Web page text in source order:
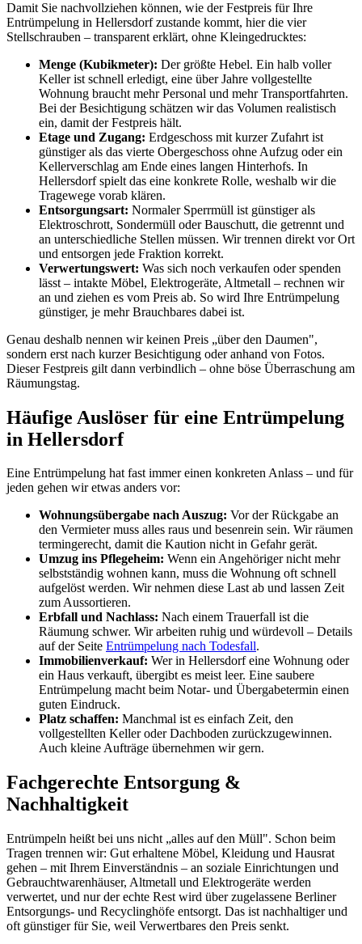
Damit Sie nachvollziehen können, wie der Festpreis für Ihre
Entrümpelung in Hellersdorf zustande kommt, hier die vier
Stellschrauben – transparent erklärt, ohne Kleingedrucktes:
Menge (Kubikmeter): Der größte Hebel. Ein halb voller
Keller ist schnell erledigt, eine über Jahre vollgestellte
Wohnung braucht mehr Personal und mehr Transportfahrten.
Bei der Besichtigung schätzen wir das Volumen realistisch
ein, damit der Festpreis hält.
Etage und Zugang: Erdgeschoss mit kurzer Zufahrt ist
günstiger als das vierte Obergeschoss ohne Aufzug oder ein
Kellerverschlag am Ende eines langen Hinterhofs. In
Hellersdorf spielt das eine konkrete Rolle, weshalb wir die
Tragewege vorab klären.
Entsorgungsart: Normaler Sperrmüll ist günstiger als
Elektroschrott, Sondermüll oder Bauschutt, die getrennt und
an unterschiedliche Stellen müssen. Wir trennen direkt vor Ort
und entsorgen jede Fraktion korrekt.
Verwertungswert: Was sich noch verkaufen oder spenden
lässt – intakte Möbel, Elektrogeräte, Altmetall – rechnen wir
an und ziehen es vom Preis ab. So wird Ihre Entrümpelung
günstiger, je mehr Brauchbares dabei ist.
Genau deshalb nennen wir keinen Preis „über den Daumen",
sondern erst nach kurzer Besichtigung oder anhand von Fotos.
Dieser Festpreis gilt dann verbindlich – ohne böse Überraschung am
Räumungstag.
Häufige Auslöser für eine Entrümpelung
in Hellersdorf
Eine Entrümpelung hat fast immer einen konkreten Anlass – und für
jeden gehen wir etwas anders vor:
Wohnungsübergabe nach Auszug: Vor der Rückgabe an
den Vermieter muss alles raus und besenrein sein. Wir räumen
termingerecht, damit die Kaution nicht in Gefahr gerät.
Umzug ins Pflegeheim: Wenn ein Angehöriger nicht mehr
selbstständig wohnen kann, muss die Wohnung oft schnell
aufgelöst werden. Wir nehmen diese Last ab und lassen Zeit
zum Aussortieren.
Erbfall und Nachlass: Nach einem Trauerfall ist die
Räumung schwer. Wir arbeiten ruhig und würdevoll – Details
auf der Seite Entrümpelung nach Todesfall.
Immobilienverkauf: Wer in Hellersdorf eine Wohnung oder
ein Haus verkauft, übergibt es meist leer. Eine saubere
Entrümpelung macht beim Notar- und Übergabetermin einen
guten Eindruck.
Platz schaffen: Manchmal ist es einfach Zeit, den
vollgestellten Keller oder Dachboden zurückzugewinnen.
Auch kleine Aufträge übernehmen wir gern.
Fachgerechte Entsorgung &
Nachhaltigkeit
Entrümpeln heißt bei uns nicht „alles auf den Müll". Schon beim
Tragen trennen wir: Gut erhaltene Möbel, Kleidung und Hausrat
gehen – mit Ihrem Einverständnis – an soziale Einrichtungen und
Gebrauchtwarenhäuser, Altmetall und Elektrogeräte werden
verwertet, und nur der echte Rest wird über zugelassene Berliner
Entsorgungs- und Recyclinghöfe entsorgt. Das ist nachhaltiger und
oft günstiger für Sie, weil Verwertbares den Preis senkt.